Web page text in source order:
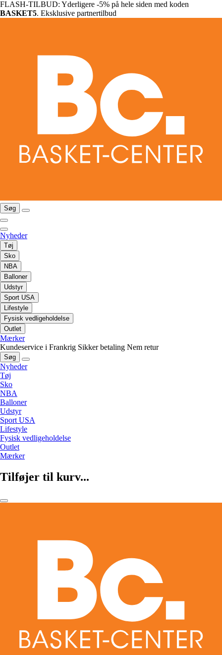
FLASH-TILBUD: Yderligere -5% på hele siden med koden
BASKET5. Eksklusive partnertilbud
Søg
Nyheder
Tøj
Sko
NBA
Balloner
Udstyr
Sport USA
Lifestyle
Fysisk vedligeholdelse
Outlet
Mærker
Kundeservice i Frankrig Sikker betaling Nem retur
Søg
Nyheder
Tøj
Sko
NBA
Balloner
Udstyr
Sport USA
Lifestyle
Fysisk vedligeholdelse
Outlet
Mærker
Tilføjer til kurv...